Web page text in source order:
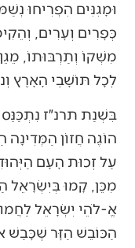
וּמָגִנִּים הִפְרִיחוּ
כְּפָרִים וְעָרִים,
מִשְׁקוֹ וְתַרְבּוּתוֹ,
לְכָל תּוֹשָׁבֵי הָאָרֶץ
בִּשְׁנַת תרנ״ז נִתְכַּנֵּס
הוֹגֶה חֲזוֹן הַמְּדִינָה
עַל זְכוּת הָעָם
מִכֵּן, קָמוּ בְּיִשְׂרָאֵל
אֱ-לֹהֵי יִשְׂרָאֵל
הַכּוֹבֵשׁ הַזָּר שֶׁכָּבַשׁ